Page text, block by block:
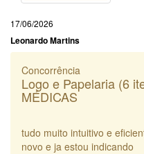
17/06/2026
Leonardo Martins
Concorrência
Logo e Papelaria (6
MÉDICAS
tudo muito intuitivo e
novo e ja estou indicando